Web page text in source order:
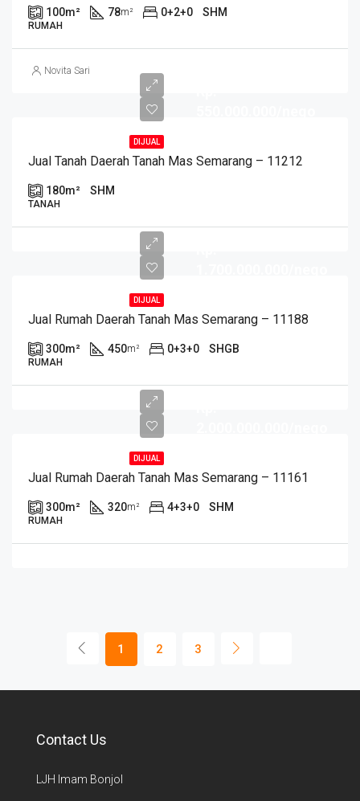
100m² 78m² 0+2+0 SHM
RUMAH
Novita Sari
DIJUAL
Jual Tanah Daerah Tanah Mas Semarang – 11212
180m² SHM
TANAH
DIJUAL
Jual Rumah Daerah Tanah Mas Semarang – 11188
300m² 450m² 0+3+0 SHGB
RUMAH
DIJUAL
Jual Rumah Daerah Tanah Mas Semarang – 11161
300m² 320m² 4+3+0 SHM
RUMAH
1 2 3
Contact Us
LJH Imam Bonjol